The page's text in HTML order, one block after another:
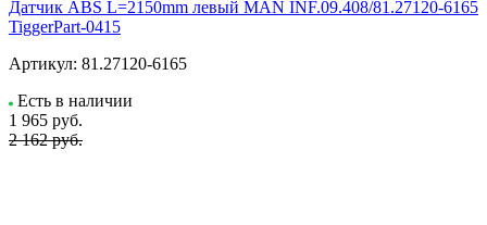
Датчик ABS L=2150mm левый MAN INF.09.408/81.27120-6165
TiggerPart-0415
Артикул: 81.27120-6165
Есть в наличии
1 965 руб.
2 162 руб.